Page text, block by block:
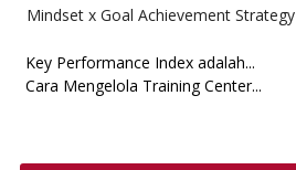
Mindset x Goal Achievement Strategy
Key Performance Index adalah...
Cara Mengelola Training Center...